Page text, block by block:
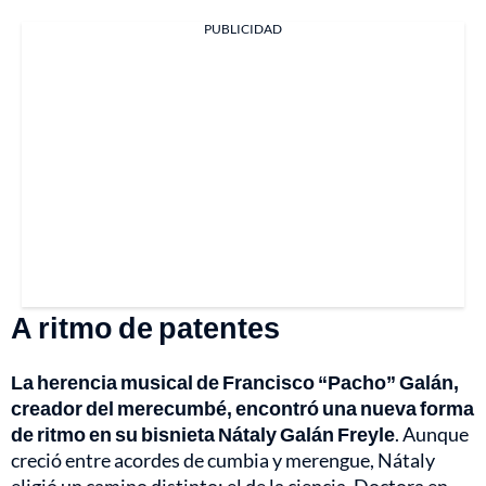
PUBLICIDAD
A ritmo de patentes
La herencia musical de Francisco “Pacho” Galán,
creador del merecumbé, encontró una nueva forma
de ritmo en su bisnieta Nátaly Galán Freyle. Aunque
creció entre acordes de cumbia y merengue, Nátaly